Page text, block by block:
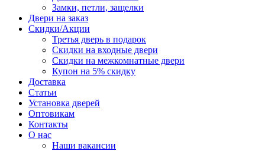
Замки, петли, защелки
Двери на заказ
Скидки/Акции
Третья дверь в подарок
Скидки на входные двери
Скидки на межкомнатные двери
Купон на 5% скидку
Доставка
Статьи
Установка дверей
Оптовикам
Контакты
О нас
Наши вакансии